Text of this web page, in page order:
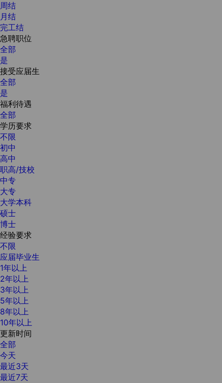
周结
月结
完工结
急聘职位
全部
是
接受应届生
全部
是
福利待遇
全部
学历要求
不限
初中
高中
职高/技校
中专
大专
大学本科
硕士
博士
经验要求
不限
应届毕业生
1年以上
2年以上
3年以上
5年以上
8年以上
10年以上
更新时间
全部
今天
最近3天
最近7天